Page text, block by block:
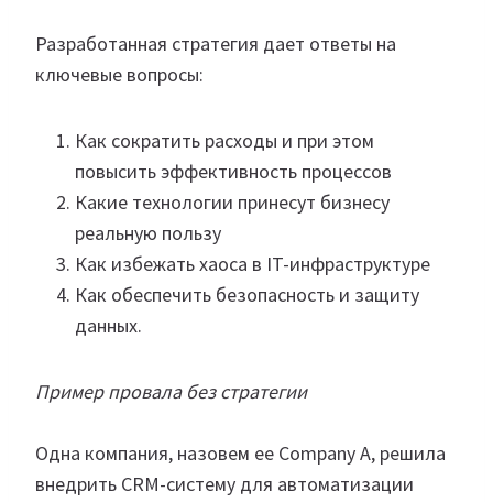
Разработанная стратегия дает ответы на
ключевые вопросы:
Как сократить расходы и при этом
повысить эффективность процессов
Какие технологии принесут бизнесу
реальную пользу
Как избежать хаоса в IT-инфраструктуре
Как обеспечить безопасность и защиту
данных.
Пример провала без стратегии
Одна компания, назовем ее Company A, решила
внедрить CRM-систему для автоматизации